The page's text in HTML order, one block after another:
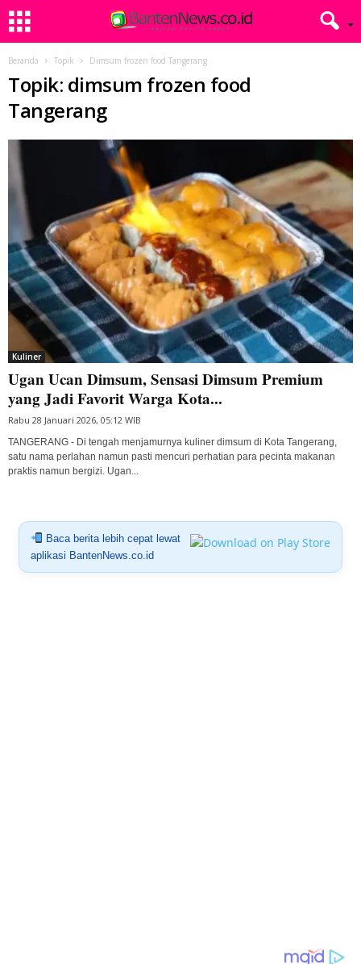
Beranda Topik Dimsum frozen food Tangerang
Topik: dimsum frozen food
Tangerang
Kuliner
Ugan Ucan Dimsum, Sensasi Dimsum Premium
yang Jadi Favorit Warga Kota...
Rabu 28 Januari 2026, 05:12 WIB
TANGERANG - Di tengah menjamurnya kuliner dimsum di Kota Tangerang,
satu nama perlahan namun pasti mencuri perhatian para pecinta makanan
praktis namun bergizi. Ugan...
Baca berita lebih cepat lewat
aplikasi BantenNews.co.id